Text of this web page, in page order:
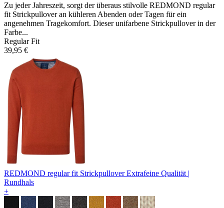
Zu jeder Jahreszeit, sorgt der überaus stilvolle REDMOND regular
fit Strickpullover an kühleren Abenden oder Tagen für ein
angenehmen Tragekomfort. Dieser unifarbene Strickpullover in der
Farbe...
Regular Fit
39,95 €
REDMOND regular fit StrickpulloverExtrafeine Qualität |
Rundhals
+